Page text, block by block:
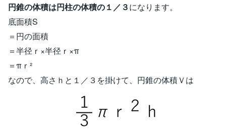
円錐の体積は円柱の体積の１／３になります。
底面積S
＝円の面積
＝半径ｒ×半径ｒ×π
＝πｒ²
なので、高さｈと１／３を掛けて、円錐の体積Ｖは